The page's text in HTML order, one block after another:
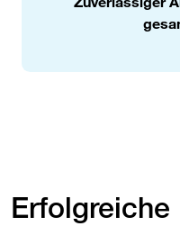
Erfolgreiche